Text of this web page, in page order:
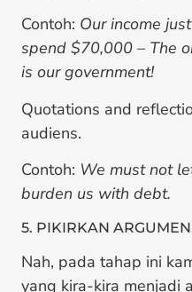
Contoh: Our income
spend $70,000 – The
is our government!
Quotations and
audiens.
Contoh: We must not
burden us with debt.
5. PIKIRKAN
Nah, pada tahap ini
yang kira-kira menjadi